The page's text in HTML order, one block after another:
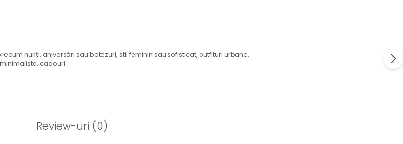
nunți, aniversări sau botezuri, stil feminin sau sofisticat, outfituri urbane,
cadouri
Review-uri (0)